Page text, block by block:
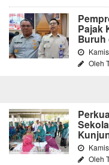
Pajak
Buruh
Oleh
Oleh